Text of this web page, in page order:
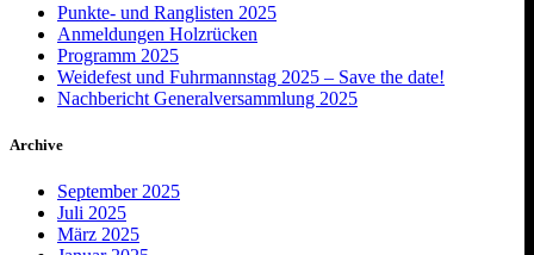
Punkte- und Ranglisten 2025
Anmeldungen Holzrücken
Programm 2025
Weidefest und Fuhrmannstag 2025 – Save the date!
Nachbericht Generalversammlung 2025
Archive
September 2025
Juli 2025
März 2025